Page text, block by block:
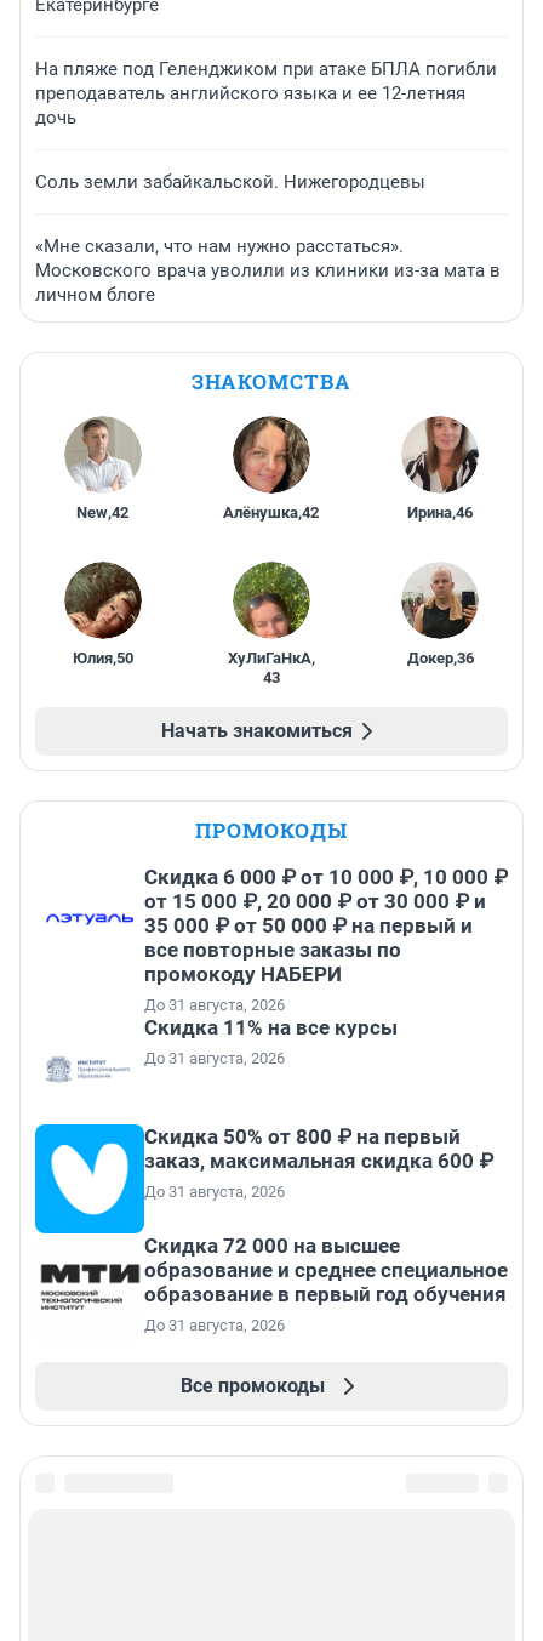
Екатеринбурге
На пляже под Геленджиком при атаке БПЛА погибли
преподаватель английского языка и ее 12-летняя
дочь
Соль земли забайкальской. Нижегородцевы
«Мне сказали, что нам нужно расстаться».
Московского врача уволили из клиники из-за мата в
личном блоге
ЗНАКОМСТВА
New,42 Алёнушка,42 Ирина,46
Юлия,50 ХуЛиГаНкА,
43
Докер,36
Начать знакомиться
ПРОМОКОДЫ
Скидка 6 000 ₽ от 10 000 ₽, 10 000 ₽
от 15 000 ₽, 20 000 ₽ от 30 000 ₽ и
35 000 ₽ от 50 000 ₽ на первый и
все повторные заказы по
промокоду НАБЕРИ
До 31 августа, 2026
Скидка 11% на все курсы
До 31 августа, 2026
Скидка 50% от 800 ₽ на первый
заказ, максимальная скидка 600 ₽
До 31 августа, 2026
Скидка 72 000 на высшее
образование и среднее специальное
образование в первый год обучения
До 31 августа, 2026
Все промокоды